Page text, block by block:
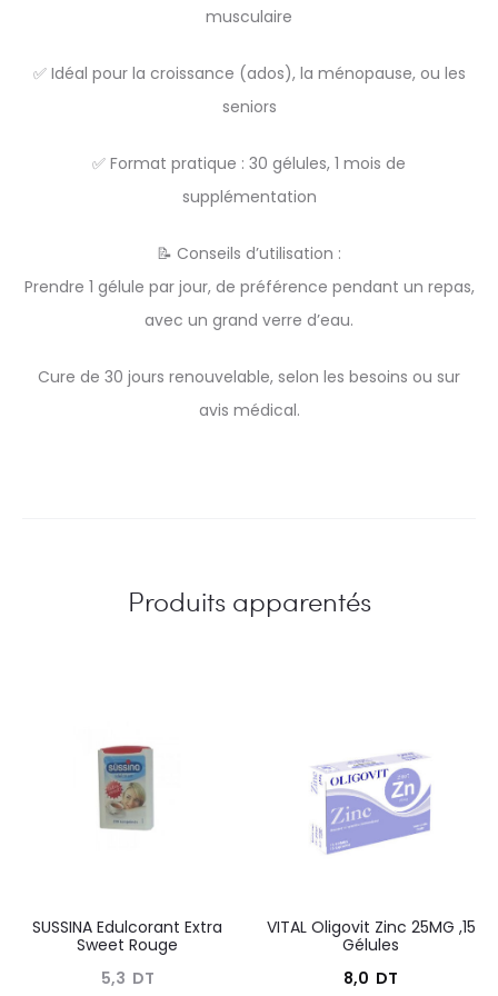
musculaire
✅ Idéal pour la croissance (ados), la ménopause, ou les
seniors
✅ Format pratique : 30 gélules, 1 mois de
supplémentation
📝 Conseils d’utilisation :
Prendre 1 gélule par jour, de préférence pendant un repas,
avec un grand verre d’eau.
Cure de 30 jours renouvelable, selon les besoins ou sur
avis médical.
Produits apparentés
SUSSINA Edulcorant Extra
Sweet Rouge
5,3 DT
VITAL Oligovit Zinc 25MG ,15
Gélules
8,0 DT